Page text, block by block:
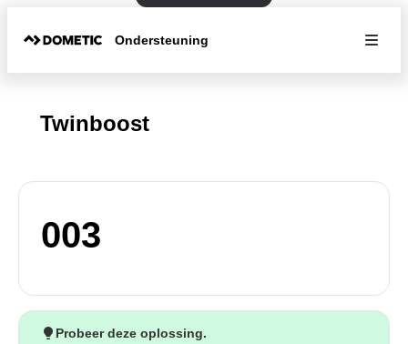
Ondersteuning
Twinboost
003
Probeer deze oplossing.